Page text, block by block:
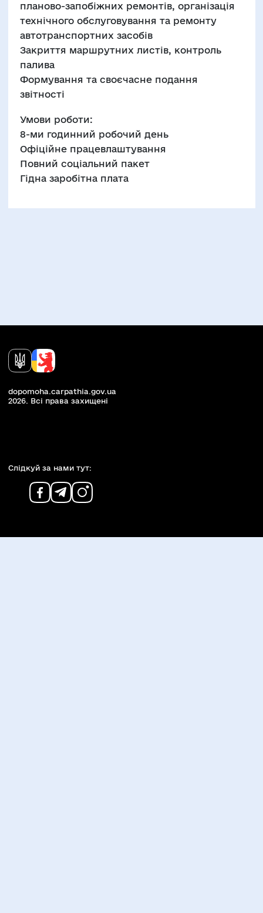
планово-запобіжних ремонтів, організація
технічного обслуговування та ремонту
автотранспортних засобів
Закриття маршрутних листів, контроль
палива
Формування та своєчасне подання
звітності
Умови роботи:
8-ми годинний робочий день
Офіційне працевлаштування
Повний соціальний пакет
Гідна заробітна плата
dopomoha.carpathia.gov.ua
2026. Всi права захищенi
Слiдкуй за нами тут: